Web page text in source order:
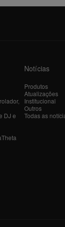
DJ e
Notícias
Produtos
Atualizações
Institucional
Outros
Todas as